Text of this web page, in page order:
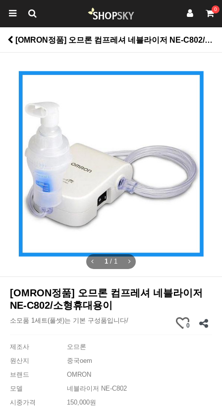
0
[OMRON정품] 오므론 컴프레셔 네블라이저 NE-C802/소형휴대용이 > 건강관리
1 / 1
[OMRON정품] 오므론 컴프레셔 네블라이저
NE-C802/소형휴대용이
소모품 1세트(풀셋)는 기본 구성품입니다/
0
제조사
오므론
원산지
중국oem
브랜드
OMRON
모델
네블라이저 NE-C802
시중가격
150,000원